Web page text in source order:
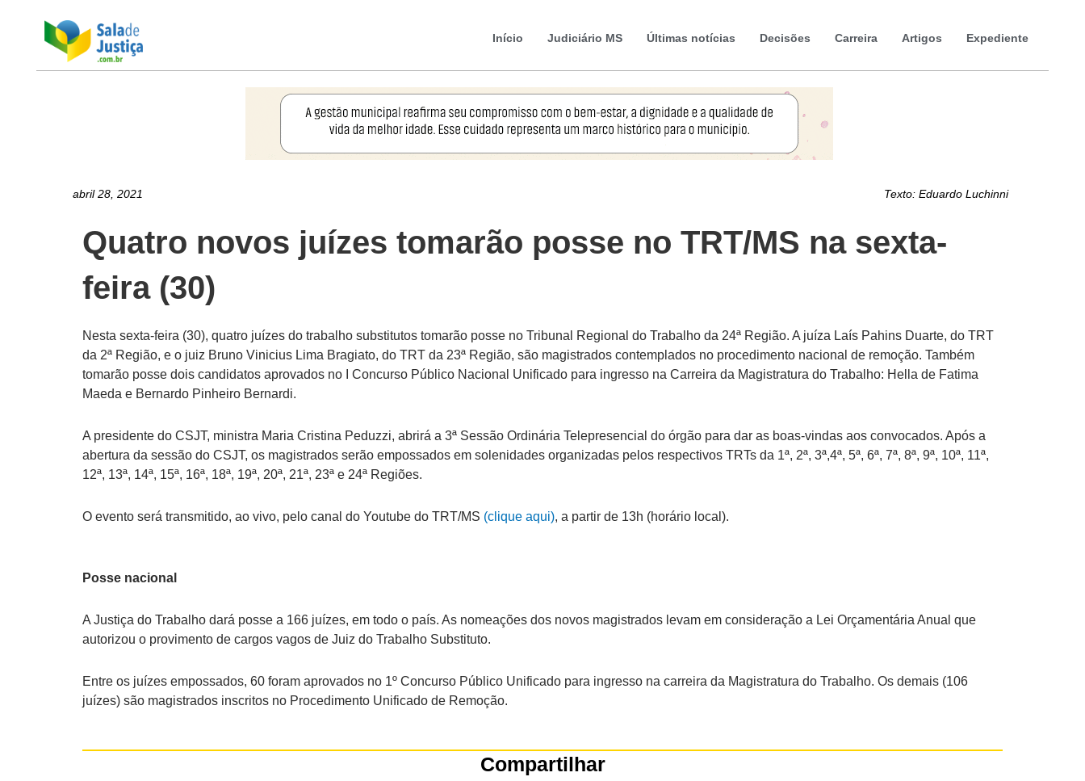
Início Judiciário MS Últimas notícias Decisões Carreira Artigos Expediente
abril 28, 2021 Texto: Eduardo Luchinni
Quatro novos juízes tomarão posse no TRT/MS na sexta-
feira (30)
Nesta sexta-feira (30), quatro juízes do trabalho substitutos tomarão posse no Tribunal Regional do Trabalho da 24ª Região. A juíza Laís Pahins Duarte, do TRT
da 2ª Região, e o juiz Bruno Vinicius Lima Bragiato, do TRT da 23ª Região, são magistrados contemplados no procedimento nacional de remoção. Também
tomarão posse dois candidatos aprovados no I Concurso Público Nacional Unificado para ingresso na Carreira da Magistratura do Trabalho: Hella de Fatima
Maeda e Bernardo Pinheiro Bernardi.
A presidente do CSJT, ministra Maria Cristina Peduzzi, abrirá a 3ª Sessão Ordinária Telepresencial do órgão para dar as boas-vindas aos convocados. Após a
abertura da sessão do CSJT, os magistrados serão empossados em solenidades organizadas pelos respectivos TRTs da 1ª, 2ª, 3ª,4ª, 5ª, 6ª, 7ª, 8ª, 9ª, 10ª, 11ª,
12ª, 13ª, 14ª, 15ª, 16ª, 18ª, 19ª, 20ª, 21ª, 23ª e 24ª Regiões.
O evento será transmitido, ao vivo, pelo canal do Youtube do TRT/MS (clique aqui), a partir de 13h (horário local).
Posse nacional
A Justiça do Trabalho dará posse a 166 juízes, em todo o país. As nomeações dos novos magistrados levam em consideração a Lei Orçamentária Anual que
autorizou o provimento de cargos vagos de Juiz do Trabalho Substituto.
Entre os juízes empossados, 60 foram aprovados no 1º Concurso Público Unificado para ingresso na carreira da Magistratura do Trabalho. Os demais (106
juízes) são magistrados inscritos no Procedimento Unificado de Remoção.
Compartilhar